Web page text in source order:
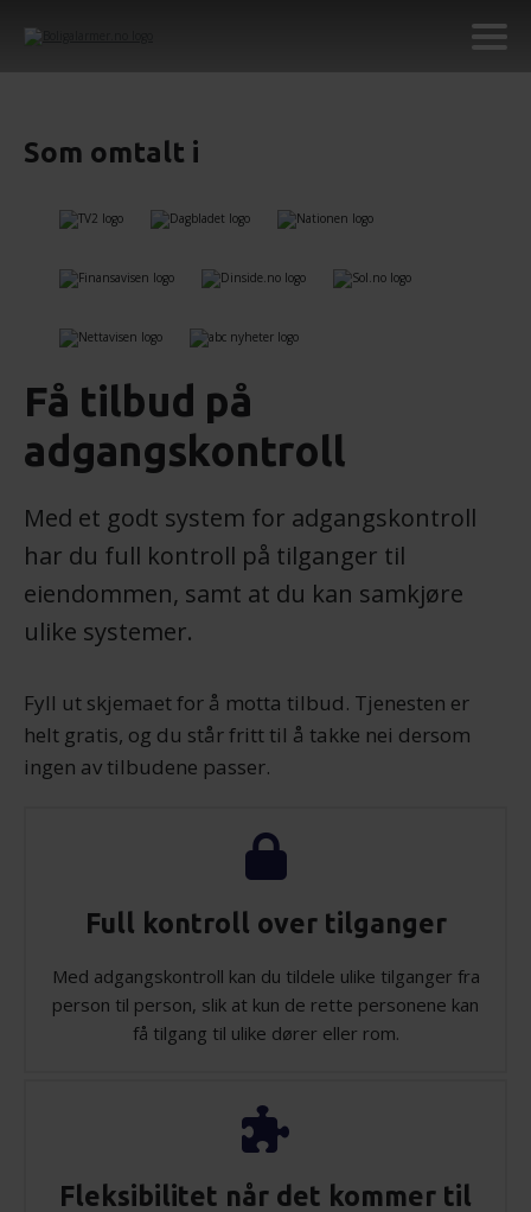
Som omtalt i
Få tilbud på
adgangskontroll
Med et godt system for adgangskontroll
har du full kontroll på tilganger til
eiendommen, samt at du kan samkjøre
ulike systemer.
Fyll ut skjemaet for å motta tilbud. Tjenesten er
helt gratis, og du står fritt til å takke nei dersom
ingen av tilbudene passer.
Full kontroll over tilganger
Med adgangskontroll kan du tildele ulike tilganger fra
person til person, slik at kun de rette personene kan
få tilgang til ulike dører eller rom.
Fleksibilitet når det kommer til